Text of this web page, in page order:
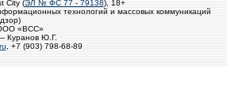
City (ЭЛ № ФС 77 - 79138), 18+
технологий и массовых коммуникаций
«ВСС»
Куранов Ю.Г.
, +7 (903) 798-68-89